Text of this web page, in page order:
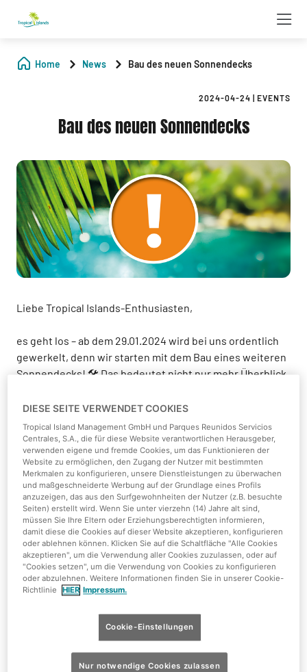
Home News Bau des neuen Sonnendecks
2024-04-24 EVENTS
Bau des neuen Sonnendecks
Liebe Tropical Islands-Enthusiasten,
es geht los – ab dem 29.01.2024 wird bei uns ordentlich
gewerkelt, denn wir starten mit dem Bau eines weiteren
Sonnendecks! 🛠️ Das bedeutet nicht nur mehr Überblick
Liegeflächen für euch!
Ab dem 30.01.2024 wird der Sperrbereich relaxter – wir
nutzen die Schleusenzufahrt Süd-Ost des Hauptweges
nur noch in einzelnen Fällen für unseren
Materialtransport. Klar, Sicherheit geht vor!
Bitte merkt euch: Vom 10.01. bis 20.02.2024 sind einige
Bereiche an der Südsee gesperrt. Ab dem 29.01. werden
wir dann richtig in Baufieber geraten. Ab diesem
Zeitpunkt werden weitere Bereiche rund um
Wayangbühne, Golfplatz und einige Lodges angesteckt.
Aber hey, das wird großartig!
Die Zimmermanns-Action (Lärm) geht am 15.01.2024 los –
mit Gerüsten, Bohrungen, Stemmarbeiten und allem,
was dazugehört.
DIESE SEITE VERWENDET COOKIES
Tropical Island Management GmbH und Parques Reunidos Servicios
Centrales, S.A., die für diese Website verantwortlichen Herausgeber,
verwenden eigene und fremde Cookies, um das Funktionieren der
Website zu ermöglichen, den Zugang der Nutzer mit bestimmten
Merkmalen zu konfigurieren, unsere Dienstleistungen zu überwachen
und maßgeschneiderte Werbung auf der Grundlage eines Profils
anzuzeigen, das aus den Surfgewohnheiten der Nutzer (z.B. besuchte
Seiten) erstellt wird. Wenn Sie unter vierzehn (14) Jahre alt sind,
müssen Sie Ihre Eltern oder Erziehungsberechtigten informieren,
damit diese die Cookies auf dieser Website akzeptieren, konfigurieren
oder ablehnen können. Klicken Sie auf die Schaltfläche "Alle Cookies
akzeptieren", um die Verwendung aller Cookies zuzulassen, oder auf
"Cookies setzen", um die Verwendung von Cookies zu konfigurieren
oder abzulehnen. Weitere Informationen finden Sie in unserer Cookie-
Richtlinie
HIER Impressum.
Cookie-Einstellungen
Nur notwendige Cookies zulassen